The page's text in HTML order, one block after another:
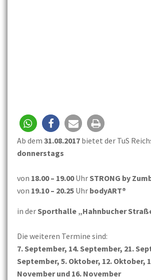
Ab dem 31.08.2017 bietet der TuS
donnerstags
von 18.00 – 19.00Uhr STRONG by
von 19.10 – 20.25 Uhr bodyART®
in der Sporthalle „Hahnbucher
Die weiteren Termine sind:
7. September, 14. September, 21.
September, 5. Oktober, 12. Oktober,
November und 16. November